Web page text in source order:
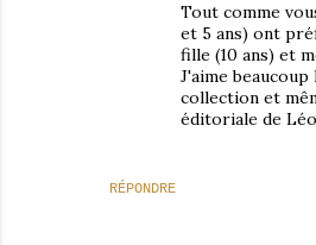
RÉPONDRE
Tout comme
et 5 ans) ont
fille (10 ans) et
J'aime
collection et
éditoriale de